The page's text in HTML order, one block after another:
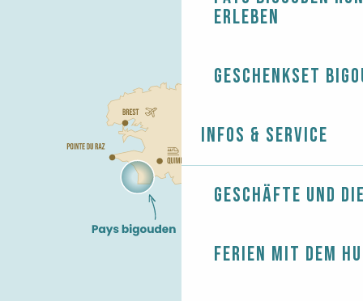
erleben
Geschenkset
Infos & Service
Geschäfte und
Ferien mit dem